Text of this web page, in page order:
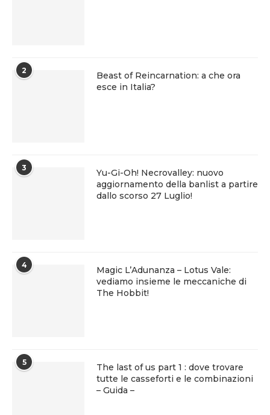
2
Beast of Reincarnation: a che ora
esce in Italia?
3
Yu-Gi-Oh! Necrovalley: nuovo
aggiornamento della banlist a partire
dallo scorso 27 Luglio!
4
Magic L’Adunanza – Lotus Vale:
vediamo insieme le meccaniche di
The Hobbit!
5
The last of us part 1 : dove trovare
tutte le casseforti e le combinazioni
– Guida –